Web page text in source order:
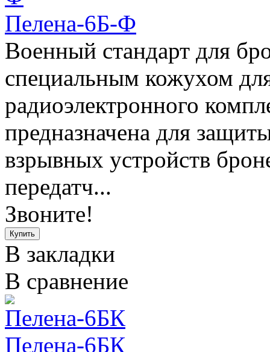
Пелена-6Б-Ф
Военный стандарт для
специальным кожухом
радиоэлектронного
предназначена для
взрывных устройств
передатч...
Звоните!
В закладки
В сравнение
Пелена-6БК